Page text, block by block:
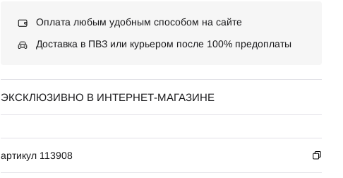
Оплата любым удобным способом на сайте
Доставка в ПВЗ или курьером после 100% предоплаты
ЭКСКЛЮЗИВНО В ИНТЕРНЕТ-МАГАЗИНЕ
артикул 113908